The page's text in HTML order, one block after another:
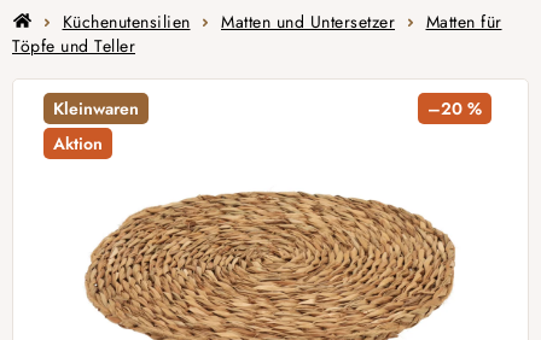
StartseiteKüchenutensilien Matten und Untersetzer
Matten für
Töpfe und Teller
Kleinwaren
Aktion
–20 %